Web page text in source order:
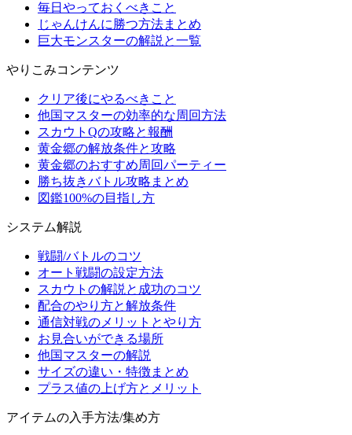
毎日やっておくべきこと
じゃんけんに勝つ方法まとめ
巨大モンスターの解説と一覧
やりこみコンテンツ
クリア後にやるべきこと
他国マスターの効率的な周回方法
スカウトQの攻略と報酬
黄金郷の解放条件と攻略
黄金郷のおすすめ周回パーティー
勝ち抜きバトル攻略まとめ
図鑑100%の目指し方
システム解説
戦闘/バトルのコツ
オート戦闘の設定方法
スカウトの解説と成功のコツ
配合のやり方と解放条件
通信対戦のメリットとやり方
お見合いができる場所
他国マスターの解説
サイズの違い・特徴まとめ
プラス値の上げ方とメリット
アイテムの入手方法/集め方